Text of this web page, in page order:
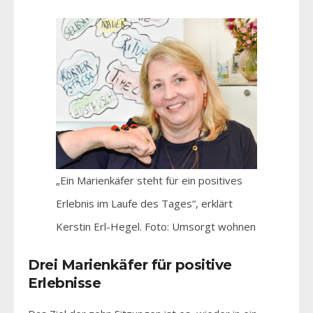
„Ein Marienkäfer steht für ein positives
Erlebnis im Laufe des Tages“, erklärt
Kerstin Erl-Hegel. Foto: Umsorgt wohnen
Drei Marienkäfer für positive
Erlebnisse